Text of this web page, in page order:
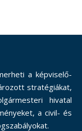
a képviselő-
stratégiákat,
hivatal
a civil- és